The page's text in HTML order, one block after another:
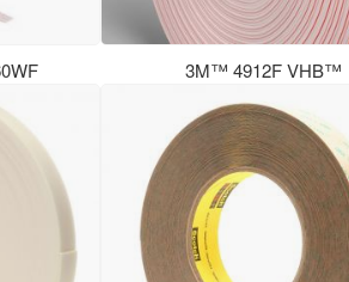
3M™ 4912F VHB™